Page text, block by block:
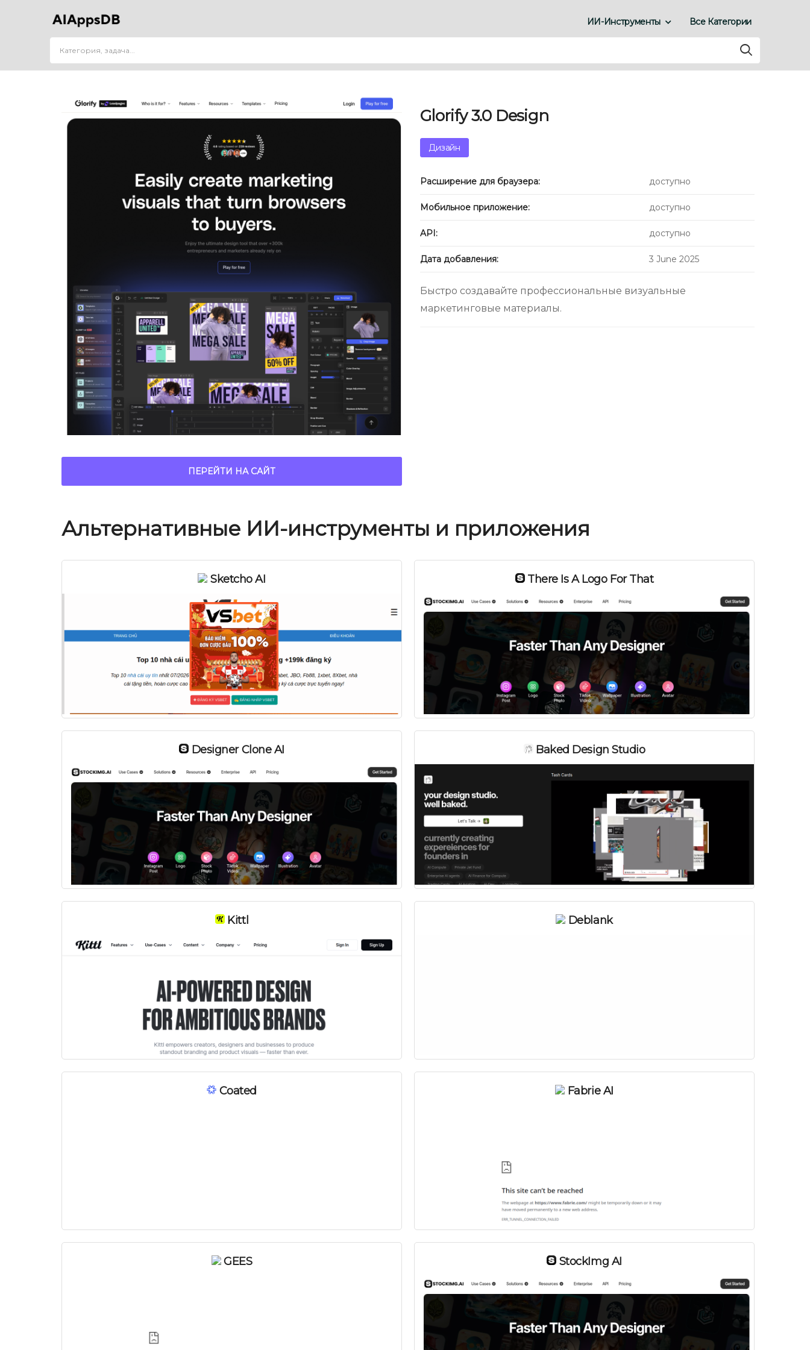
ИИ-Инструменты Все Категории
ПЕРЕЙТИ НА САЙТ
Glorify 3.0 Design
Дизайн
Расширение для браузера: доступно
Мобильное приложение: доступно
API: доступно
Дата добавления: 3 June 2025
Быстро создавайте профессиональные визуальные
маркетинговые материалы.
Альтернативные ИИ-инструменты и приложения
Sketcho AI There Is A Logo For That
Designer Clone AI Baked Design Studio
Kittl Deblank
Coated Fabrie AI
GEES StockImg AI